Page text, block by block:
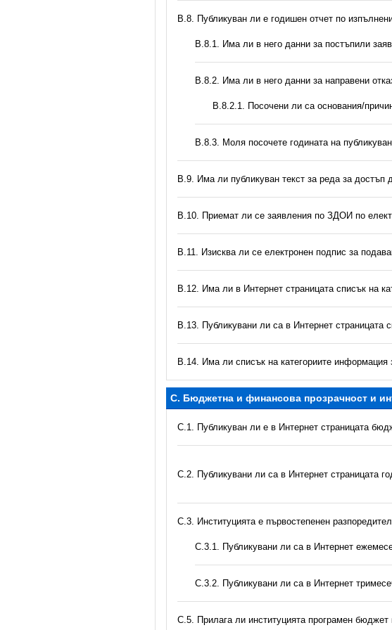
В.8. Публикуван ли е годишен отчет по
В.8.1. Има ли в него данни за постъпили
В.8.2. Има ли в него данни за направени
В.8.2.1. Посочени ли са основания/
В.8.3. Моля посочете годината на
В.9. Има ли публикуван текст за реда за достъп
В.10. Приемат ли се заявления по ЗДОИ по
В.11. Изисква ли се електронен подпис за
В.12. Има ли в Интернет страницата списък на
В.13. Публикувани ли са в Интернет страницата
В.14. Има ли списък на категориите информация
C. Бюджетна и финансова прозрачност и
C.1. Публикуван ли е в Интернет страницата
C.2. Публикувани ли са в Интернет страницата
C.3. Институцията е първостепенен
С.3.1. Публикувани ли са в Интернет
С.3.2. Публикувани ли са в Интернет
С.5. Прилага ли институцията програмен бюджет